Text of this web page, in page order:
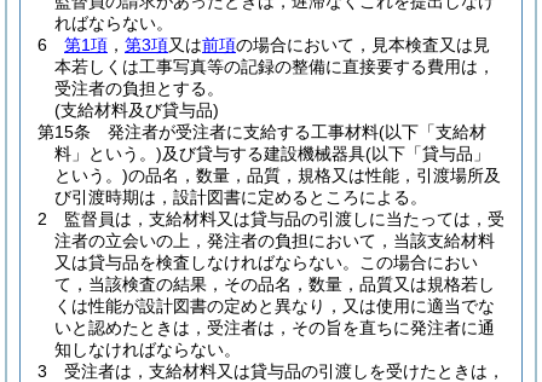
ればならない。
6
第1項 ， 第3項又は前項の場合において，見本検査又は見
本若しくは工事写真等の記録の整備に直接要する費用は，
受注者の負担とする。
(支給材料及び貸与品)
第15条
発注者が受注者に支給する工事材料(以下「支給材
料」という。)及び貸与する建設機械器具(以下「貸与品」
という。)の品名，数量，品質，規格又は性能，引渡場所及
び引渡時期は，設計図書に定めるところによる。
2
監督員は，支給材料又は貸与品の引渡しに当たっては，受
注者の立会いの上，発注者の負担において，当該支給材料
又は貸与品を検査しなければならない。
この場合におい
て，当該検査の結果，その品名，数量，品質又は規格若し
くは性能が設計図書の定めと異なり，又は使用に適当でな
いと認めたときは，受注者は，その旨を直ちに発注者に通
知しなければならない。
3
受注者は，支給材料又は貸与品の引渡しを受けたときは，